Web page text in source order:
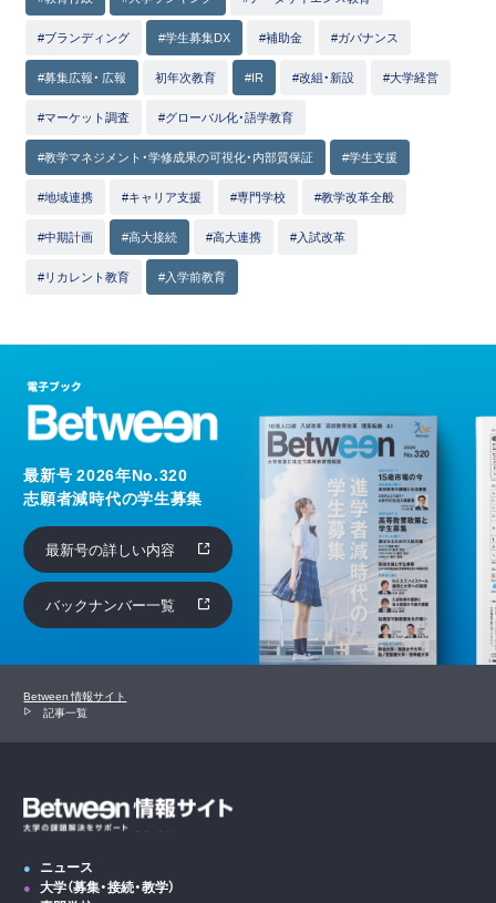
#ブランディング #学生募集DX #補助金 #ガバナンス
#募集広報・ 広報 初年次教育 #IR #改組・新設 #大学経営
#マーケット調査 #グローバル化・語学教育
#教学マネジメント・学修成果の可視化・内部質保証 #学生支援
#地域連携 #キャリア支援 #専門学校 #教学改革全般
#中期計画 #高大接続 #高大連携 #入試改革
#リカレント教育 #入学前教育
最新号 2026年No.320
志願者減時代の学生募集
最新号の詳しい内容
バックナンバー一覧
Between 情報サイト
記事一覧
ニュース
大学（募集・接続・教学）